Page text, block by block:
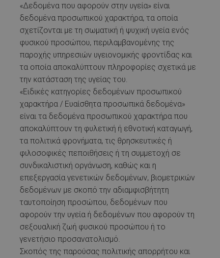
«Δεδομένα που αφορούν στην υγεία» είναι
δεδομένα προσωπικού χαρακτήρα, τα οποία
σχετίζονται με τη σωματική ή ψυχική υγεία ενός
φυσικού προσώπου, περιλαμβανομένης της
παροχής υπηρεσιών υγειονομικής φροντίδας και
τα οποία αποκαλύπτουν πληροφορίες σχετικά με
την κατάσταση της υγείας του.
«Ειδικές κατηγορίες δεδομένων προσωπικού
χαρακτήρα / Ευαίσθητα προσωπικά δεδομένα»
είναι τα δεδομένα προσωπικού χαρακτήρα που
αποκαλύπτουν τη φυλετική ή εθνοτική καταγωγή,
τα πολιτικά φρονήματα, τις θρησκευτικές ή
φιλοσοφικές πεποιθήσεις ή τη συμμετοχή σε
συνδικαλιστική οργάνωση, καθώς και η
επεξεργασία γενετικών δεδομένων, βιομετρικών
δεδομένων με σκοπό την αδιαμφισβήτητη
ταυτοποίηση προσώπου, δεδομένων που
αφορούν την υγεία ή δεδομένων που αφορούν τη
σεξουαλική ζωή φυσικού προσώπου ή το
γενετήσιο προσανατολισμό.
Σκοπός της παρούσας πολιτικής απορρήτου και